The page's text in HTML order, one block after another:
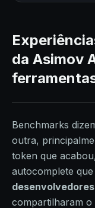
da Asimov
Benchmarks
outra,
token que
autocomplete
compartilharam o